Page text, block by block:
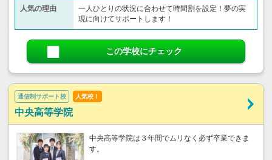
人気の理由
一人ひとりの状況に合わせて時間割を設定！夢の実
現に向けてサポートします！
この学校にチェック
通信制サポート校 人気校！
中央高等学院
中央高等学院は３年間でムリなく必ず卒業できま
す。